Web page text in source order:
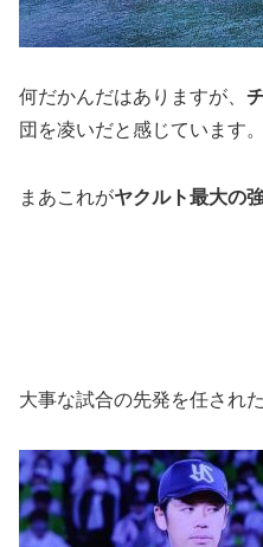
何だかんだはありますが、
団を凌いだと感じています。
まあこれがヤクルト最大の
大事な試合の先発を任された